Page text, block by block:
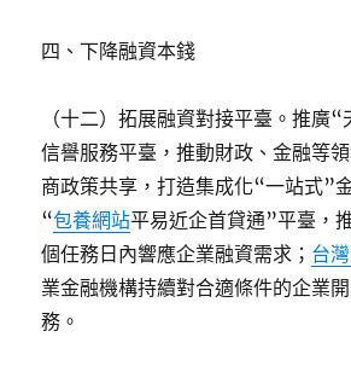
四、下降融資本錢
（十二）拓展融資對接平臺。推廣
信譽服務平臺，推動財政、金融等
商政策共享，打造集成化“一站式”
“包養網站平易近企首貸通”平臺，
個任務日內響應企業融資需求； 台
業金融機構持續對合適條件的企業
務。